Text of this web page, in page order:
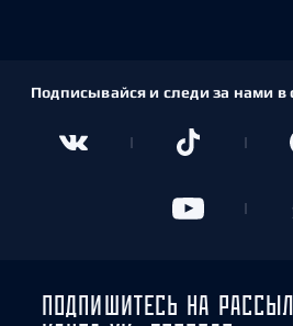
Подписывайся и следи за нами в
ПОДПИШИТЕСЬ НА